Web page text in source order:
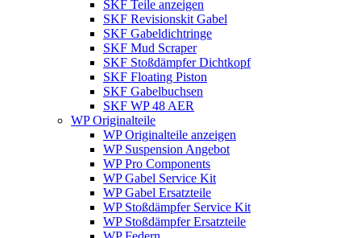
SKF Teile anzeigen
SKF Revisionskit Gabel
SKF Gabeldichtringe
SKF Mud Scraper
SKF Stoßdämpfer Dichtkopf
SKF Floating Piston
SKF Gabelbuchsen
SKF WP 48 AER
WP Originalteile
WP Originalteile anzeigen
WP Suspension Angebot
WP Pro Components
WP Gabel Service Kit
WP Gabel Ersatzteile
WP Stoßdämpfer Service Kit
WP Stoßdämpfer Ersatzteile